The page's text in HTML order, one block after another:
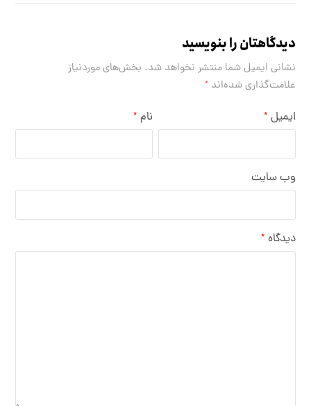
دیدگاهتان را بنویسید
نشانی ایمیل شما منتشر نخواهد شد. بخش‌های موردنیاز
علامت‌گذاری شده‌اند*
نام * ایمیل *
وب‌ سایت
دیدگاه *